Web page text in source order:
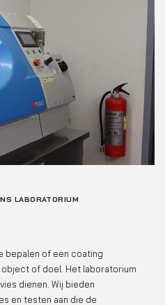
LABORATORIUM
bepalen of een coating
of doel. Het laboratorium
dienen. Wij bieden
en testen aan die de